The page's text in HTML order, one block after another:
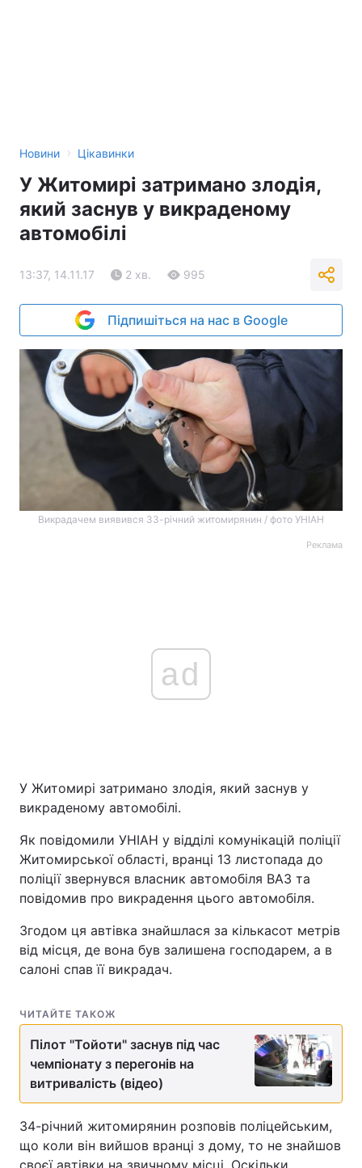
Новини › Цікавинки
У Житомирі затримано злодія,
який заснув у викраденому
автомобілі
13:37, 14.11.17 2 хв. 995
Підпишіться на нас в Google
Викрадачем виявився 33-річний житомирянин / фото УНІАН
Реклама
ad
У Житомирі затримано злодія, який заснув у
викраденому автомобілі.
Як повідомили УНІАН у відділі комунікацій поліції
Житомирської області, вранці 13 листопада до
поліції звернувся власник автомобіля ВАЗ та
повідомив про викрадення цього автомобіля.
Згодом ця автівка знайшлася за кількасот метрів
від місця, де вона був залишена господарем, а в
салоні спав її викрадач.
ЧИТАЙТЕ ТАКОЖ
Пілот "Тойоти" заснув під час
чемпіонату з перегонів на
витривалість (відео)
34-річний житомирянин розповів поліцейським,
що коли він вийшов вранці з дому, то не знайшов
своєї автівки на звичному місці. Оскільки